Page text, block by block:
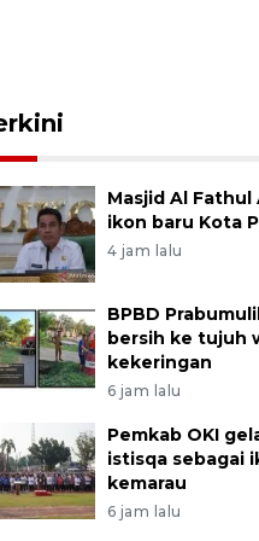
Masjid Al Fathul
ikon baru Kota
4 jam lalu
BPBD
bersih ke tujuh
kekeringan
6 jam lalu
Pemkab OKI
istisqa sebagai
kemarau
6 jam lalu